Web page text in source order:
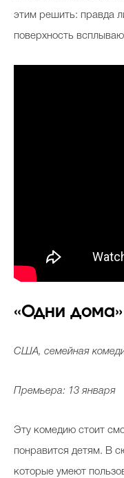
этим решить: правда
поверхность
«Одни дома»
США, семейная
Премьера: 13 января
Эту комедию стоит
понравится детям. В
которые умеют